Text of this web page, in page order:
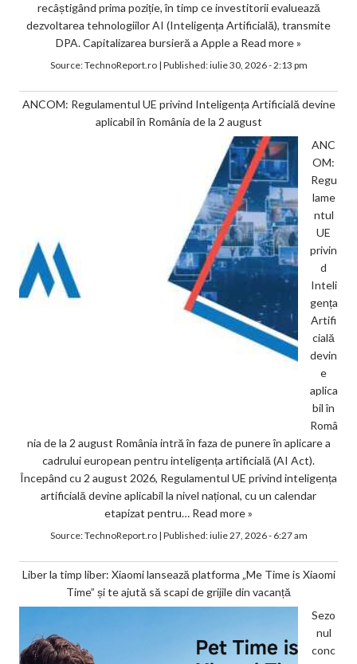
recâștigând prima poziție, în timp ce investitorii evaluează
dezvoltarea tehnologiilor AI (Inteligența Artificială), transmite
DPA. Capitalizarea bursieră a Apple a Read more »
Source:TechnoReport.ro| Published:iulie 30, 2026 - 2:13 pm
ANCOM: Regulamentul UE privind Inteligența Artificială devine
aplicabil în România de la 2 august
ANC
OM:
Regu
lame
ntul
UE
privin
d
Inteli
gența
Artifi
cială
devin
e
aplica
bil în
Româ
nia de la 2 august România intră în faza de punere în aplicare a
cadrului european pentru inteligența artificială (AI Act).
Începând cu 2 august 2026, Regulamentul UE privind inteligența
artificială devine aplicabil la nivel național, cu un calendar
etapizat pentru… Read more »
Source:TechnoReport.ro| Published:iulie 27, 2026 - 6:27 am
Liber la timp liber: Xiaomi lansează platforma „Me Time is Xiaomi
Time” și te ajută să scapi de grijile din vacanță
Sezo
nul
conc